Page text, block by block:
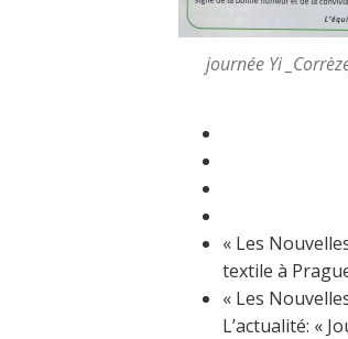
journée Yi
« Les
textile à
« Les
L’actualité: «